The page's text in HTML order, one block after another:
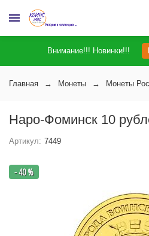
Внимание!!! Новинки!!!
Главная Монеты Монеты
Наро-Фоминск 10
Артикул: 7449
- 40 %